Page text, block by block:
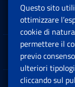
Sedi e Contatti
Software
Questo sito
ottimizzare
cookie di
permettere il
previo
ulteriori
cliccando sul